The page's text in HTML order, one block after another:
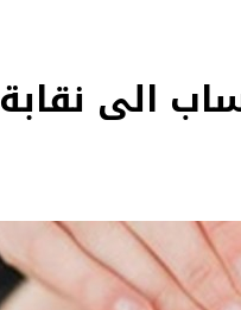
الى نقابة